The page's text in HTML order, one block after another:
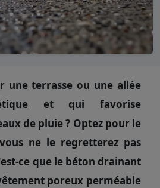
une terrasse ou une allée
et qui favorise
de pluie ? Optez pour le
ne le regretterez pas
ce que le béton drainant
poreux perméable